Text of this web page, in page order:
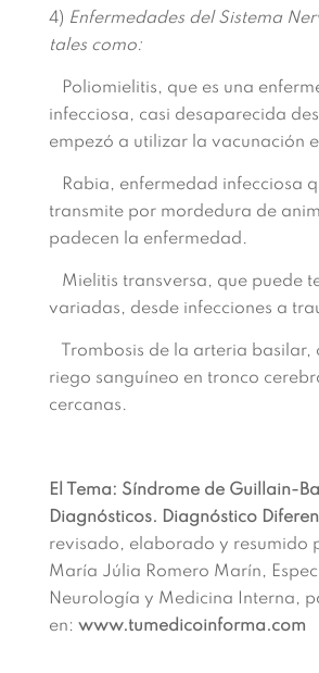
4) Enfermedades del Sistema
tales como:
Poliomielitis, que es una
infecciosa, casi desaparecida
empezó a utilizar la vacunación
Rabia, enfermedad infecciosa
transmite por mordedura de
padecen la enfermedad.
Mielitis transversa, que puede
variadas, desde infecciones a
Trombosis de la arteria basilar,
riego sanguíneo en tronco
cercanas.
El Tema: Síndrome de Guillain-
Diagnósticos. Diagnóstico
revisado, elaborado y resumido
María Júlia Romero Marín,
Neurología y Medicina Interna,
en: www.tumedicoinforma.com